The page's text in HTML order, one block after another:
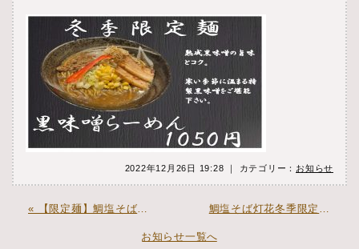
2022年12月26日 19:28 ｜ カテゴリー： お知らせ
« 【限定麺】鯛塩そば本店芳醇蟹味噌ラーメン発売中 鯛塩そば灯花冬季限定麺『鯛担々麺』 »
お知らせ一覧へ